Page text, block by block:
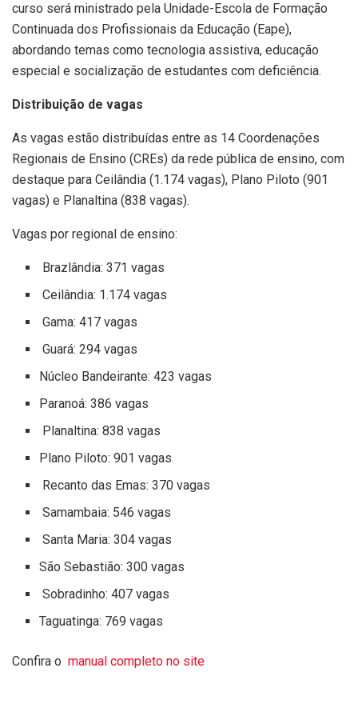
curso será ministrado pela Unidade-Escola de Formação
Continuada dos Profissionais da Educação (Eape),
abordando temas como tecnologia assistiva, educação
especial e socialização de estudantes com deficiência.
Distribuição de vagas
As vagas estão distribuídas entre as 14 Coordenações
Regionais de Ensino (CREs) da rede pública de ensino, com
destaque para Ceilândia (1.174 vagas), Plano Piloto (901
vagas) e Planaltina (838 vagas).
Vagas por regional de ensino:
Brazlândia: 371 vagas
Ceilândia: 1.174 vagas
Gama: 417 vagas
Guará: 294 vagas
Núcleo Bandeirante: 423 vagas
Paranoá: 386 vagas
Planaltina: 838 vagas
Plano Piloto: 901 vagas
Recanto das Emas: 370 vagas
Samambaia: 546 vagas
Santa Maria: 304 vagas
São Sebastião: 300 vagas
Sobradinho: 407 vagas
Taguatinga: 769 vagas
Confira o manual completo no site